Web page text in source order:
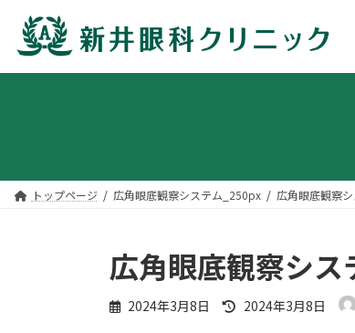
コ
へ
ナ
ョ
トップページ 広角眼底観察システム_250px 広角眼底観察
広角眼底観察シ
2024年3月8日
最
2024年3月8日